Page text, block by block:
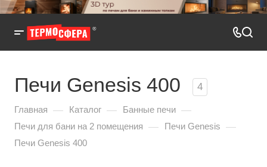
Печи Genesis 400 4
Главная — Каталог — Банные печи —
Печи для бани на 2 помещения — Печи Genesis —
Печи Genesis 400